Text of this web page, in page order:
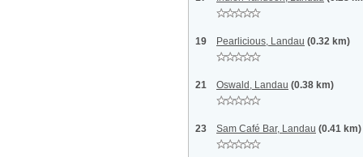
19 Pearlicious, Landau (0.32 km)
21 Oswald, Landau (0.38 km)
23 Sam Café Bar, Landau (0.41 km)